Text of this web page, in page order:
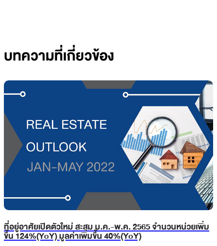
บทความที่เกี่ยวข้อง
ที่อยู่อาศัยเปิดตัวใหม่ สะสม ม.ค.-พ.ค. 2565 จำนวนหน่วยเพิ่ม
ขึ้น 124%(YoY) มูลค่าเพิ่มขึ้น 40%(YoY)